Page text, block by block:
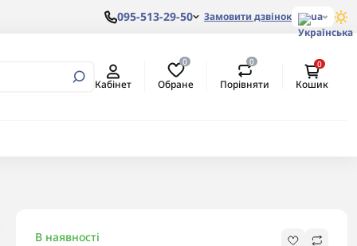
095-513-29-50 Замовити дзвінок ua
Кабінет
0
Обране
0
Порівняти
0
Кошик
В наявності